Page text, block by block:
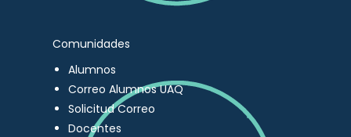
Comunidades
Alumnos
Correo Alumnos UAQ
Solicitud Correo
Docentes